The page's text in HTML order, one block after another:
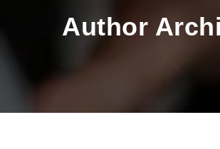
Author